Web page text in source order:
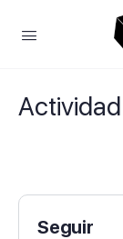
Actividad
Seguir